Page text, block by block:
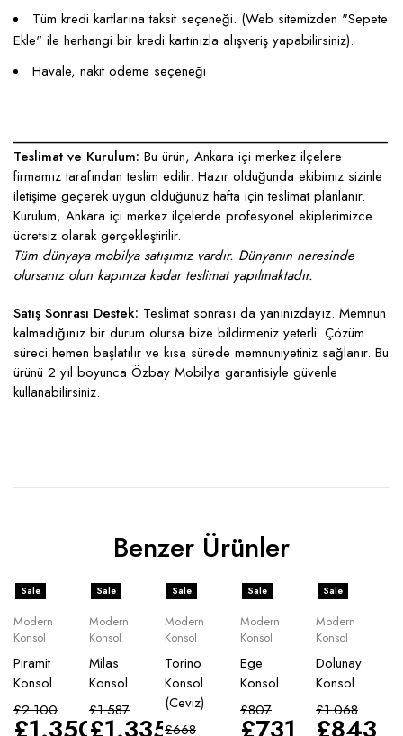
Tüm kredi kartlarına taksit seçeneği. (Web sitemizden "Sepete
Ekle" ile herhangi bir kredi kartınızla alışveriş yapabilirsiniz).
Havale, nakit ödeme seçeneği
____________________________________________________
Teslimat ve Kurulum: Bu ürün, Ankara içi merkez ilçelere
firmamız tarafından teslim edilir. Hazır olduğunda ekibimiz sizinle
iletişime geçerek uygun olduğunuz hafta için teslimat planlanır.
Kurulum, Ankara içi merkez ilçelerde profesyonel ekiplerimizce
ücretsiz olarak gerçekleştirilir.
Tüm dünyaya mobilya satışımız vardır. Dünyanın neresinde
olursanız olun kapınıza kadar teslimat yapılmaktadır.
Satış Sonrası Destek: Teslimat sonrası da yanınızdayız. Memnun
kalmadığınız bir durum olursa bize bildirmeniz yeterli. Çözüm
süreci hemen başlatılır ve kısa sürede memnuniyetiniz sağlanır. Bu
ürünü 2 yıl boyunca Özbay Mobilya garantisiyle güvenle
kullanabilirsiniz.
Benzer Ürünler
Sale
Modern
Konsol
Piramit
Konsol
£2.100
Sale
Modern
Konsol
Milas
Konsol
£1.587
Sale
Modern
Konsol
Torino
Konsol
(Ceviz)
£668
Sale
Modern
Konsol
Ege
Konsol
£807
Sale
Modern
Konsol
Dolunay
Konsol
£1.068